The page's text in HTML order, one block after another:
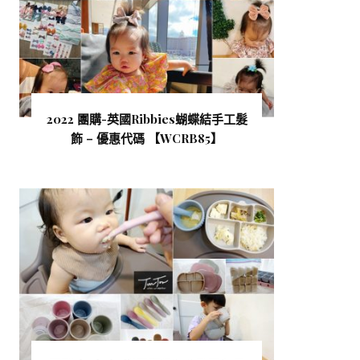
2022 團購-英國Ribbies蝴蝶結手工髮
飾 – 優惠代碼 【WCRB85 】